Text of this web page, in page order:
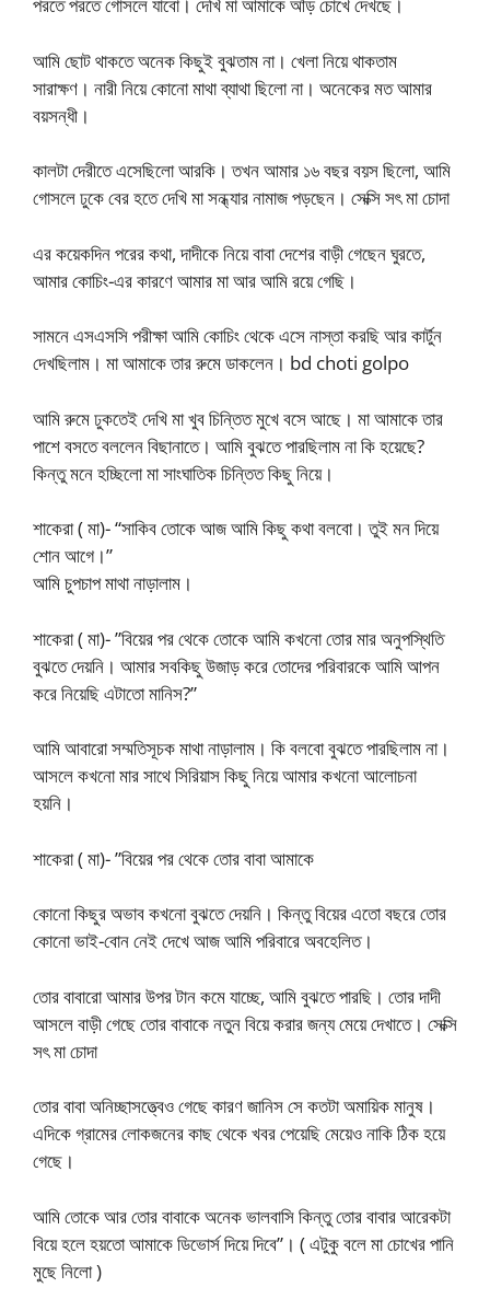
পরতে পরতে গোসলে যাবো। দেখি মা আমাকে আঁড় চোখে দেখছে।
আমি ছোট থাকতে অনেক কিছুই বুঝতাম না। খেলা নিয়ে থাকতাম
সারাক্ষণ। নারী নিয়ে কোনো মাথা ব্যাথা ছিলো না। অনেকের মত আমার
বয়সন্ধী।
কালটা দেরীতে এসেছিলো আরকি। তখন আমার ১৬ বছর বয়স ছিলো, আমি
গোসলে ঢুকে বের হতে দেখি মা সন্ধ্যার নামাজ পড়ছেন। সেক্সি সৎ মা চোদা
এর কয়েকদিন পরের কথা, দাদীকে নিয়ে বাবা দেশের বাড়ী গেছেন ঘুরতে,
আমার কোচিং-এর কারণে আমার মা আর আমি রয়ে গেছি।
সামনে এসএসসি পরীক্ষা আমি কোচিং থেকে এসে নাস্তা করছি আর কার্টুন
দেখছিলাম। মা আমাকে তার রুমে ডাকলেন। bd choti golpo
আমি রুমে ঢুকতেই দেখি মা খুব চিন্তিত মুখে বসে আছে। মা আমাকে তার
পাশে বসতে বললেন বিছানাতে। আমি বুঝতে পারছিলাম না কি হয়েছে?
কিন্তু মনে হচ্ছিলো মা সাংঘাতিক চিন্তিত কিছু নিয়ে।
শাকেরা ( মা)- “সাকিব তোকে আজ আমি কিছু কথা বলবো। তুই মন দিয়ে
শোন আগে।”
আমি চুপচাপ মাথা নাড়ালাম।
শাকেরা ( মা)- ”বিয়ের পর থেকে তোকে আমি কখনো তোর মার অনুপস্থিতি
বুঝতে দেয়নি। আমার সবকিছু উজাড় করে তোদের পরিবারকে আমি আপন
করে নিয়েছি এটাতো মানিস?”
আমি আবারো সম্মতিসূচক মাথা নাড়ালাম। কি বলবো বুঝতে পারছিলাম না।
আসলে কখনো মার সাথে সিরিয়াস কিছু নিয়ে আমার কখনো আলোচনা
হয়নি।
শাকেরা ( মা)- ”বিয়ের পর থেকে তোর বাবা আমাকে
কোনো কিছুর অভাব কখনো বুঝতে দেয়নি। কিন্তু বিয়ের এতো বছরে তোর
কোনো ভাই-বোন নেই দেখে আজ আমি পরিবারে অবহেলিত।
তোর বাবারো আমার উপর টান কমে যাচ্ছে, আমি বুঝতে পারছি। তোর দাদী
আসলে বাড়ী গেছে তোর বাবাকে নতুন বিয়ে করার জন্য মেয়ে দেখাতে। সেক্সি
সৎ মা চোদা
তোর বাবা অনিচ্ছাসত্ত্বেও গেছে কারণ জানিস সে কতটা অমায়িক মানুষ।
এদিকে গ্রামের লোকজনের কাছ থেকে খবর পেয়েছি মেয়েও নাকি ঠিক হয়ে
গেছে।
আমি তোকে আর তোর বাবাকে অনেক ভালবাসি কিন্তু তোর বাবার আরেকটা
বিয়ে হলে হয়তো আমাকে ডিভোর্স দিয়ে দিবে”। ( এটুকু বলে মা চোখের পানি
মুছে নিলো )